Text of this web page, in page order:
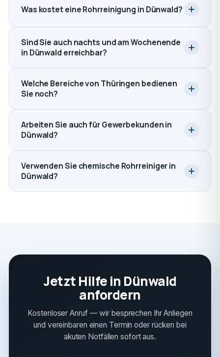
Was kostet eine Rohrreinigung in Dünwald?
Sind Sie auch nachts und am Wochenende
in Dünwald erreichbar?
Welche Bereiche von Thüringen bedienen
Sie noch?
Arbeiten Sie auch für Gewerbekunden in
Dünwald?
Verwenden Sie chemische Rohrreiniger in
Dünwald?
Jetzt Hilfe in Dünwald
anfordern
Kostenloser Anruf — wir besprechen Ihr Anliegen
und vereinbaren einen Termin oder rücken bei
akuten Notfällen sofort aus.